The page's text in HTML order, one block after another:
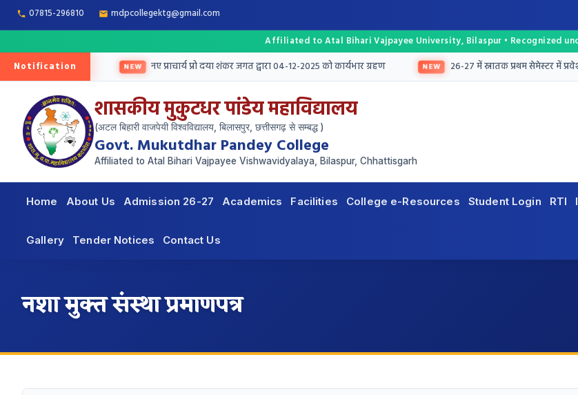
07815-296810 mdpcollegektg@gmail.com
Affiliated to Atal Bihari Vajpayee University, Bilaspur • Recognized
Notification
मेरिट सूची जारी नए प्राचार्य प्रो दया शंकर जगत द्वारा 04-12-2025 को कार्यभार ग्रहण 26-27 में स्नातक प्रथम सेमेस्टर में प्रवेश हेतु
शासकीय मुकुटधर पांडेय महाविद्यालय
(अटल बिहारी वाजपेयी विश्वविद्यालय, बिलासपुर, छत्तीसगढ़ से सम्बद्ध )
Govt. Mukutdhar Pandey College
Affiliated to Atal Bihari Vajpayee Vishwavidyalaya, Bilaspur, Chhattisgarh
Home About Us Admission 26-27 Academics Facilities College e-Resources Student Login RTI
Gallery Tender Notices Contact Us
नशा मुक्त संस्था प्रमाणपत्र